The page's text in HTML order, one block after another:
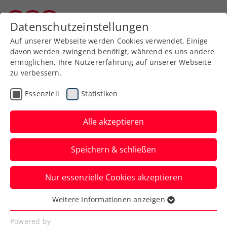
Zurück zur Newsübersicht
Turniere
NÖ Open powered by
EVN: Das Kommen und
Gehen der Favoriten
Mit Albert Ramos-Vinolas ist die Nummer
eins der Setzliste beim ATP-Challenger in
Tulln ausgeschieden.
Verfasst von: Presseaussendung / Redaktion, 08.09.2023
Datenschutzeinstellungen
Auf unserer Webseite werden Cookies verwendet. Einige
davon werden zwingend benötigt, während es uns andere
ermöglichen, Ihre Nutzererfahrung auf unserer Webseite
zu verbessern.
Essenziell Statistiken
Alle akzeptieren
Speichern & schließen
Nur essenzielle Cookies akzeptieren
Essenziell
Essenzielle Cookies werden für grundlegende
Weitere Informationen anzeigen
Powered by